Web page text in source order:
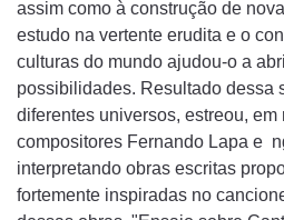
assim como à construção de
estudo na vertente erudita e o
culturas do mundo ajudou-o a
possibilidades. Resultado dessa
diferentes universos, estreou,
compositores Fernando Lapa e
interpretando obras escritas
fortemente inspiradas no